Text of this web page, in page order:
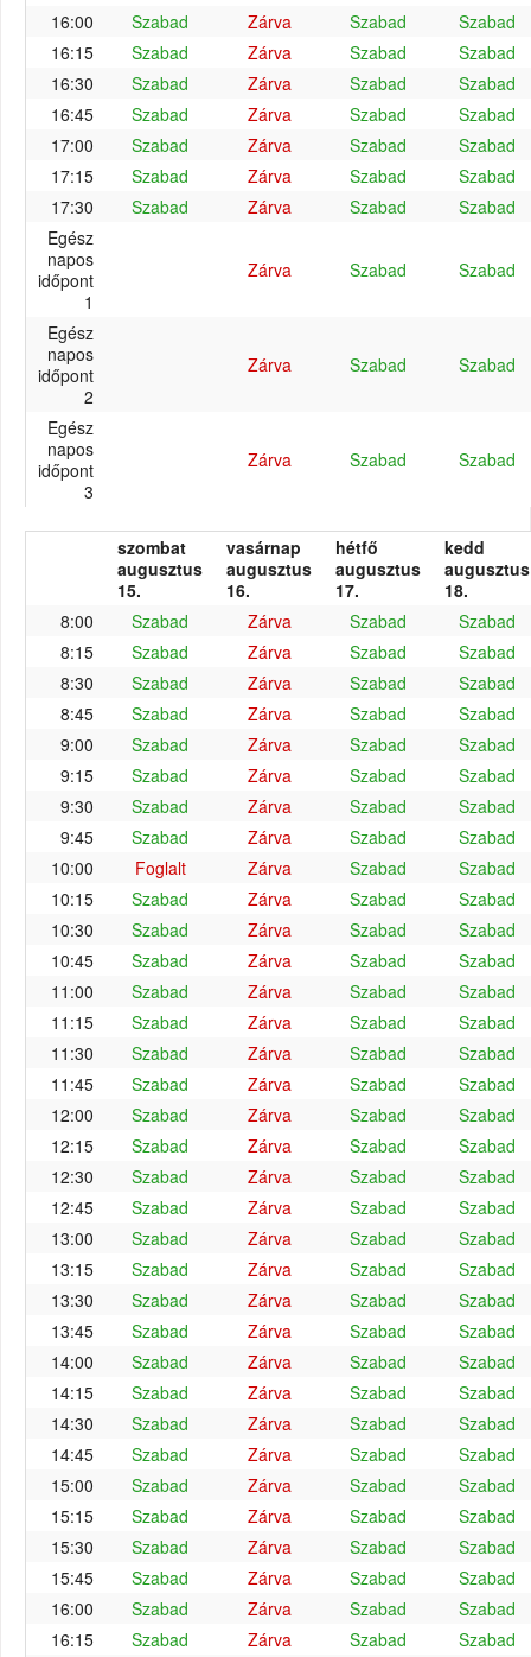
16:00
Szabad Zárva Szabad
Szabad
16:15
Szabad Zárva Szabad
Szabad
16:30
Szabad Zárva Szabad
Szabad
16:45
Szabad Zárva Szabad
Szabad
17:00
Szabad Zárva Szabad
Szabad
17:15
Szabad Zárva Szabad
Szabad
17:30
Szabad Zárva Szabad
Szabad
Egész
napos
időpont
1
Zárva Szabad Szabad
Egész
napos
időpont
2
Zárva Szabad Szabad
Egész
napos
időpont
3
Zárva Szabad Szabad
szombat
augusztus
15.
vasárnap
augusztus
16.
hétfő
augusztus
17.
kedd
augusztus
18.
8:00
Szabad Zárva Szabad
Szabad
8:15
Szabad Zárva Szabad
Szabad
8:30
Szabad Zárva Szabad
Szabad
8:45
Szabad Zárva Szabad
Szabad
9:00
Szabad Zárva Szabad
Szabad
9:15
Szabad Zárva Szabad
Szabad
9:30
Szabad Zárva Szabad
Szabad
9:45
Szabad Zárva Szabad
Szabad
10:00
Foglalt Zárva Szabad
Szabad
10:15
Szabad Zárva Szabad
Szabad
10:30
Szabad Zárva Szabad
Szabad
10:45
Szabad Zárva Szabad
Szabad
11:00
Szabad Zárva Szabad
Szabad
11:15
Szabad Zárva Szabad
Szabad
11:30
Szabad Zárva Szabad
Szabad
11:45
Szabad Zárva Szabad
Szabad
12:00
Szabad Zárva Szabad
Szabad
12:15
Szabad Zárva Szabad
Szabad
12:30
Szabad Zárva Szabad
Szabad
12:45
Szabad Zárva Szabad
Szabad
13:00
Szabad Zárva Szabad
Szabad
13:15
Szabad Zárva Szabad
Szabad
13:30
Szabad Zárva Szabad
Szabad
13:45
Szabad Zárva Szabad
Szabad
14:00
Szabad Zárva Szabad
Szabad
14:15
Szabad Zárva Szabad
Szabad
14:30
Szabad Zárva Szabad
Szabad
14:45
Szabad Zárva Szabad
Szabad
15:00
Szabad Zárva Szabad
Szabad
15:15
Szabad Zárva Szabad
Szabad
15:30
Szabad Zárva Szabad
Szabad
15:45
Szabad Zárva Szabad
Szabad
16:00
Szabad Zárva Szabad
Szabad
16:15
Szabad Zárva Szabad Szabad